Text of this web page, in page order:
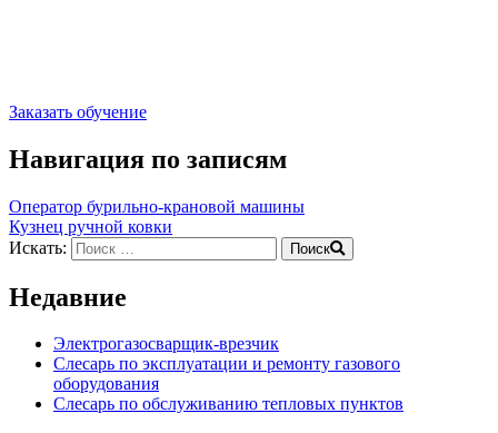
Заказать обучение
Навигация по записям
Оператор бурильно-крановой машины
Кузнец ручной ковки
Искать:
Поиск
Недавние
Электрогазосварщик-врезчик
Слесарь по эксплуатации и ремонту газового
оборудования
Слесарь по обслуживанию тепловых пунктов